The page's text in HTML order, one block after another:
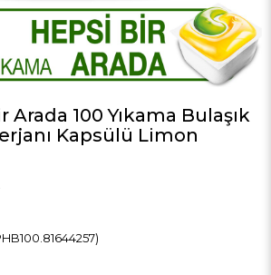
Arada 100 Yıkama Bulaşık
Kapsülü Limon